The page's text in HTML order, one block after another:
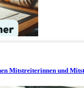
Mitstreiterinnen und